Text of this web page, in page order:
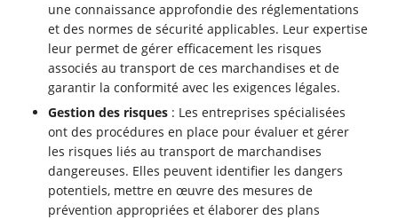
une connaissance approfondie des réglementations
et des normes de sécurité applicables. Leur expertise
leur permet de gérer efficacement les risques
associés au transport de ces marchandises et de
garantir la conformité avec les exigences légales.
Gestion des risques : Les entreprises spécialisées
ont des procédures en place pour évaluer et gérer
les risques liés au transport de marchandises
dangereuses. Elles peuvent identifier les dangers
potentiels, mettre en œuvre des mesures de
prévention appropriées et élaborer des plans